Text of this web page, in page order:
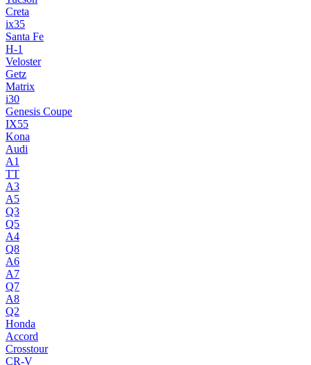
Creta
ix35
Santa Fe
H-1
Veloster
Getz
Matrix
i30
Genesis Coupe
IX55
Kona
Audi
A1
TT
A3
A5
Q3
Q5
A4
Q8
A6
A7
Q7
A8
Q2
Honda
Accord
Crosstour
CR-V